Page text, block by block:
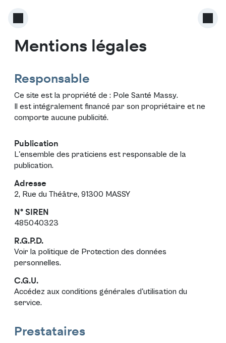
Mentions légales
Responsable
Ce site est la propriété de : Pole Santé Massy.
Il est intégralement financé par son propriétaire et ne
comporte aucune publicité.
Publication
L'ensemble des praticiens est responsable de la
publication.
Adresse
2, Rue du Théâtre, 91300 MASSY
N° SIREN
485040323
R.G.P.D.
Voir la politique de Protection des données
personnelles.
C.G.U.
Accédez aux conditions générales d'utilisation du
service.
Prestataires